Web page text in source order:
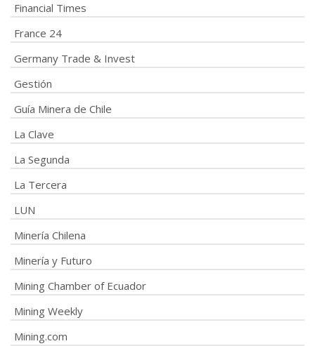
Financial Times
France 24
Germany Trade & Invest
Gestión
Guía Minera de Chile
La Clave
La Segunda
La Tercera
LUN
Minería Chilena
Minería y Futuro
Mining Chamber of Ecuador
Mining Weekly
Mining.com